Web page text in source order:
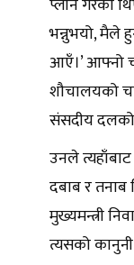
भन्नुभयो, मैले
आएँ।’ आफ्नो
शौचालयको
संसदीय
उनले
दबाब र तनाब
मुख्यमन्त्री
त्यसको